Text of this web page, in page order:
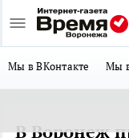
Мы в ВКонтакте Мы
В Воронеж